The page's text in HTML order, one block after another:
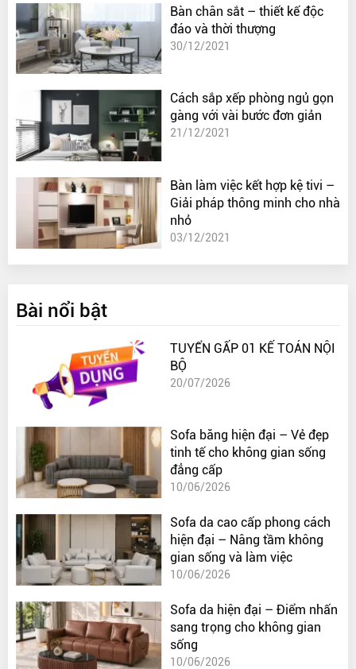
Bàn chân sắt – thiết kế độc
đáo và thời thượng
30/12/2021
Cách sắp xếp phòng ngủ gọn
gàng với vài bước đơn giản
21/12/2021
Bàn làm việc kết hợp kệ tivi –
Giải pháp thông minh cho nhà
nhỏ
03/12/2021
Bài nổi bật
TUYỂN GẤP 01 KẾ TOÁN NỘI
BỘ
20/07/2026
Sofa băng hiện đại – Vẻ đẹp
tinh tế cho không gian sống
đẳng cấp
10/06/2026
Sofa da cao cấp phong cách
hiện đại – Nâng tầm không
gian sống và làm việc
10/06/2026
Sofa da hiện đại – Điểm nhấn
sang trọng cho không gian
sống
10/06/2026